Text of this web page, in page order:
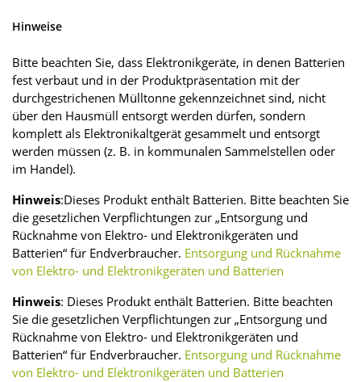
Hinweise
Bitte beachten Sie, dass Elektronikgeräte, in denen Batterien
fest verbaut und in der Produktpräsentation mit der
durchgestrichenen Mülltonne gekennzeichnet sind, nicht
über den Hausmüll entsorgt werden dürfen, sondern
komplett als Elektronikaltgerät gesammelt und entsorgt
werden müssen (z. B. in kommunalen Sammel­stellen oder
im Handel).
Hinweis:Dieses Produkt enthält Batterien. Bitte beachten Sie
die gesetzlichen Verpflichtungen zur „Entsorgung und
Rücknahme von Elektro- und Elektronikgeräten und
Batterien“ für Endverbraucher. Entsorgung und Rücknahme
von Elektro- und Elektronikgeräten und Batterien
Hinweis: Dieses Produkt enthält Batterien. Bitte beachten
Sie die gesetzlichen Verpflichtungen zur „Entsorgung und
Rücknahme von Elektro- und Elektronikgeräten und
Batterien“ für Endverbraucher. Entsorgung und Rücknahme
von Elektro- und Elektronikgeräten und Batterien